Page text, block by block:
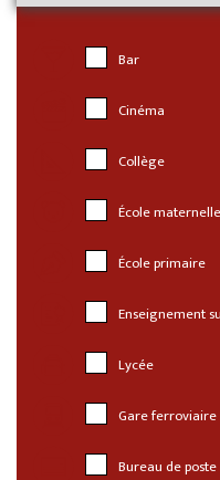
Bar
Cinéma
Collège
École maternelle
École primaire
Enseignement
Lycée
Gare ferroviaire
Bureau de poste